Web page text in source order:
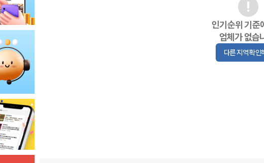
인기순위 기준
업체가 없습
다른 지역 확인